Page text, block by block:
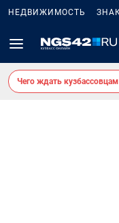
НЕДВИЖИМОСТЬ
Чего ждать